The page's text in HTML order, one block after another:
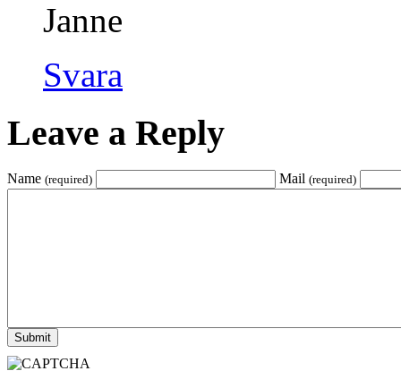
Janne
Svara
Leave a Reply
Name (required) Mail (required)